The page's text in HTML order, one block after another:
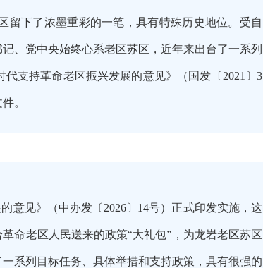
留下了浓墨重彩的一笔，具有特殊历史地位。受自
、党中央始终心系老区苏区，近年来出台了一系列
支持革命老区振兴发展的意见》（国发〔2021〕3
。
意见》（中办发〔2026〕14号）正式印发实施，这
命老区人民送来的政策“大礼包”，为龙岩老区苏区
系列目标任务、具体举措和支持政策，具有很强的